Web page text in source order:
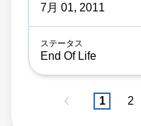
7月 01, 2011
End Of Life
1 2